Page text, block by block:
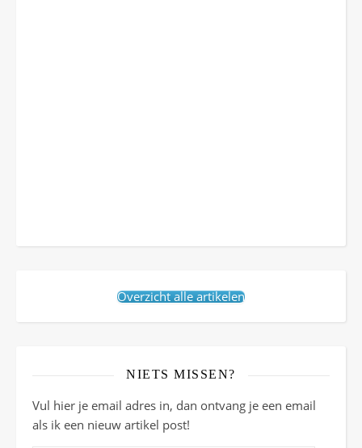
Overzicht alle artikelen
NIETS MISSEN?
Vul hier je email adres in, dan ontvang je een email
als ik een nieuw artikel post!